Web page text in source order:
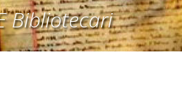
Bibliotecari